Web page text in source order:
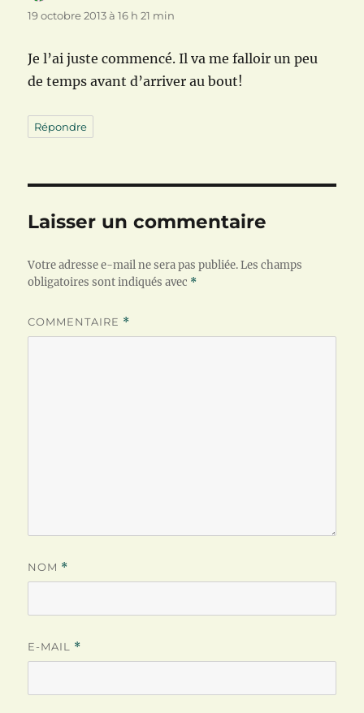
19 octobre 2013 à 16 h 21 min
Je l’ai juste commencé. Il va me falloir un peu
de temps avant d’arriver au bout!
Répondre
Laisser un commentaire
Votre adresse e-mail ne sera pas publiée. Les champs
obligatoires sont indiqués avec *
COMMENTAIRE *
NOM *
E-MAIL *